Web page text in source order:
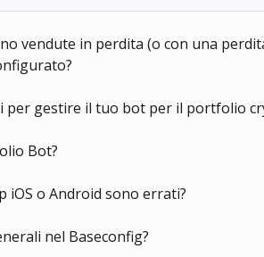
vendute in perdita (o con una
per gestire il tuo bot per il portfolio
Bot?
iOS o Android sono errati?
nel Baseconfig?